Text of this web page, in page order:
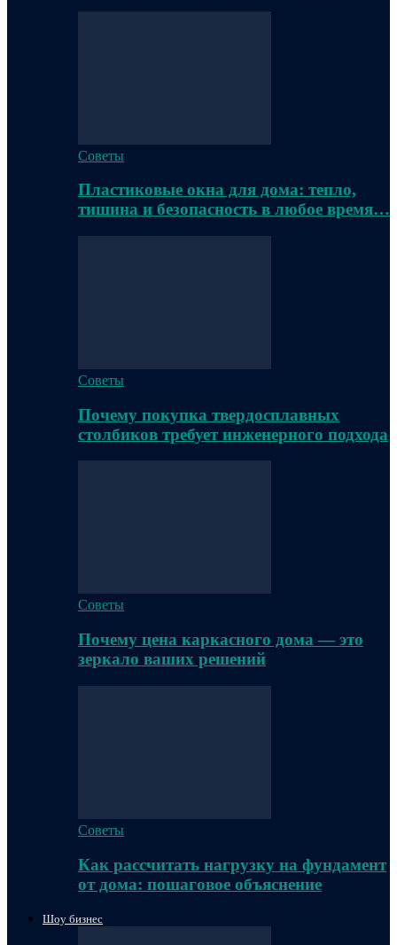
Советы
Пластиковые окна для дома: тепло,
тишина и безопасность в любое время…
Советы
Почему покупка твердосплавных
столбиков требует инженерного подхода
Советы
Почему цена каркасного дома — это
зеркало ваших решений
Советы
Как рассчитать нагрузку на фундамент
от дома: пошаговое объяснение
Шоу бизнес